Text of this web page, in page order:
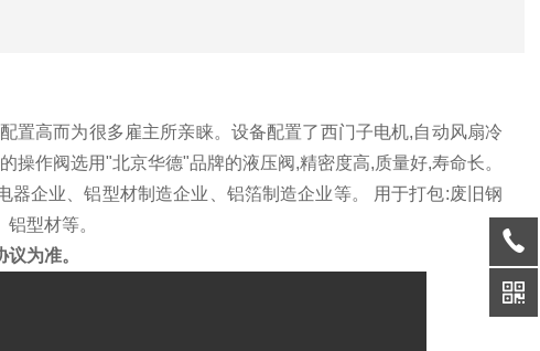
置高而为很多雇主所亲睐。设备配置了西门子电机,自动风扇冷
作阀选用"北京华德"品牌的液压阀,精密度高,质量好,寿命长。
企业、铝型材制造企业、铝箔制造企业等。 用于打包:废旧钢
型材等。
为准。